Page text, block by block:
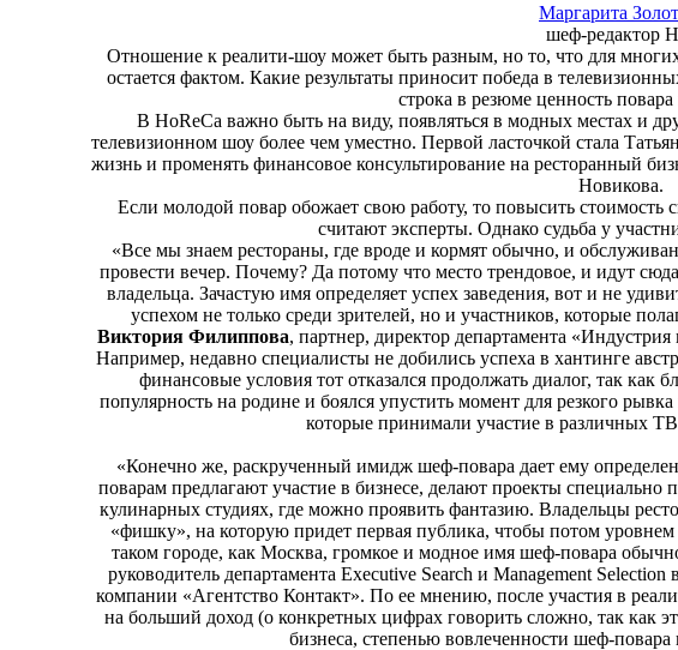
Маргарита
шеф-редактор
Отношение к реалити-шоу может быть разным, но то, что для
остается фактом. Какие результаты приносит победа в
строка в резюме ценность
В HoReCa важно быть на виду, появляться в модных местах и
телевизионном шоу более чем уместно. Первой ласточкой стала
жизнь и променять финансовое консультирование на ресторанный
Новикова.
Если молодой повар обожает свою работу, то повысить
считают эксперты. Однако судьба у
«Все мы знаем рестораны, где вроде и кормят обычно, и
провести вечер. Почему? Да потому что место трендовое, и идут
владельца. Зачастую имя определяет успех заведения, вот и не
успехом не только среди зрителей, но и участников, которые
Виктория Филиппова, партнер, директор департамента
Например, недавно специалисты не добились успеха в хантинге
финансовые условия тот отказался продолжать диалог, так как
популярность на родине и боялся упустить момент для резкого
которые принимали участие в различных
«Конечно же, раскрученный имидж шеф-повара дает ему
поварам предлагают участие в бизнесе, делают проекты
кулинарных студиях, где можно проявить фантазию. Владельцы
«фишку», на которую придет первая публика, чтобы потом
таком городе, как Москва, громкое и модное имя шеф-повара
руководитель департамента Executive Search и Management
компании «Агентство Контакт». По ее мнению, после участия в
на больший доход (о конкретных цифрах говорить сложно, так как
бизнеса, степенью вовлеченности шеф-